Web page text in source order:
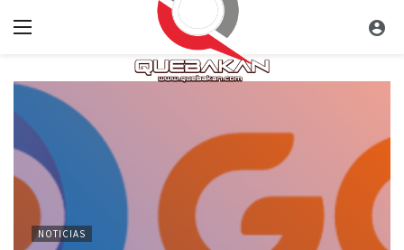
NOTICIAS